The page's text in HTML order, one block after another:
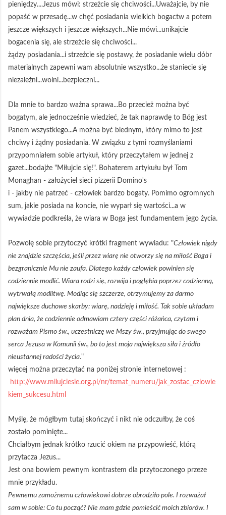
pieniędzy....Jezus mówi: strzeżcie się chciwości...Uważajcie, by nie
popaść w przesadę...w chęć posiadania wielkich bogactw a potem
jeszcze większych i jeszcze większych...Nie mówi...unikajcie
bogacenia się, ale strzeżcie się chciwości...
żądzy posiadania...i strzeżcie się postawy, że posiadanie wielu dóbr
materialnych zapewni wam absolutnie wszystko...że staniecie się
niezależni...wolni...bezpieczni...
Dla mnie to bardzo ważna sprawa...Bo przecież można być
bogatym, ale jednocześnie wiedzieć, że tak naprawdę to Bóg jest
Panem wszystkiego...A można być biednym, który mimo to jest
chciwy i żądny posiadania. W związku z tymi rozmyślaniami
przypomniałem sobie artykuł, który przeczytałem w jednej z
gazet...bodajże "Miłujcie się!". Bohaterem artykułu był Tom
Monaghan - założyciel sieci pizzerii Domino's
i - jakby nie patrzeć - człowiek bardzo bogaty. Pomimo ogromnych
sum, jakie posiada na koncie, nie wyparł się wartości...a w
wywiadzie podkreśla, że wiara w Boga jest fundamentem jego życia.
Pozwolę sobie przytoczyć krótki fragment wywiadu: "Człowiek nigdy
nie znajdzie szczęścia, jeśli przez wiarę nie otworzy się na miłość Boga i
bezgranicznie Mu nie zaufa. Dlatego każdy człowiek powinien się
codziennie modlić. Wiara rodzi się, rozwija i pogłębia poprzez codzienną,
wytrwałą modlitwę. Modląc się szczerze, otrzymujemy za darmo
największe duchowe skarby: wiarę, nadzieję i miłość. Tak sobie układam
plan dnia, że codziennie odmawiam cztery części różańca, czytam i
rozważam Pismo św., uczestniczę we Mszy św., przyjmując do swego
serca Jezusa w Komunii św., bo to jest moja największa siła i źródło
nieustannej radości życia."
więcej można przeczytać na poniżej stronie internetowej :
http://www.milujciesie.org.pl/nr/temat_numeru/jak_zostac_czlowie
kiem_sukcesu.html
Myślę, że mógłbym tutaj skończyć i nikt nie odczułby, że coś
zostało pominięte...
Chciałbym jednak krótko rzucić okiem na przypowieść, którą
przytacza Jezus...
Jest ona bowiem pewnym kontrastem dla przytoczonego przeze
mnie przykładu.
Pewnemu zamożnemu człowiekowi dobrze obrodziło pole. I rozważał
sam w sobie: Co tu począć? Nie mam gdzie pomieścić moich zbiorów. I